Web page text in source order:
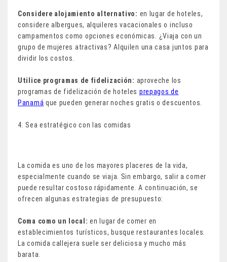
Considere alojamiento alternativo: en lugar de hoteles,
considere albergues, alquileres vacacionales o incluso
campamentos como opciones económicas. ¿Viaja con un
grupo de mujeres atractivas? Alquilen una casa juntos para
dividir los costos.
Utilice programas de fidelización: aproveche los
programas de fidelización de hoteles prepagos de
Panamá que pueden generar noches gratis o descuentos.
4. Sea estratégico con las comidas
La comida es uno de los mayores placeres de la vida,
especialmente cuando se viaja. Sin embargo, salir a comer
puede resultar costoso rápidamente. A continuación, se
ofrecen algunas estrategias de presupuesto:
Coma como un local: en lugar de comer en
establecimientos turísticos, busque restaurantes locales.
La comida callejera suele ser deliciosa y mucho más
barata.